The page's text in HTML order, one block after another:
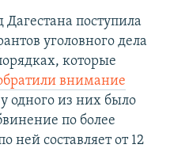
поступила
уголовного дела
которые
внимание
одного из них было
по более
ней составляет от 12